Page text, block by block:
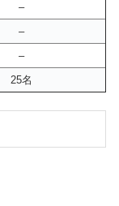
–
–
–
25名